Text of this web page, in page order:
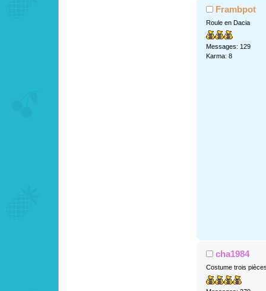
Frambpot
Roule en Dacia
Messages: 129
Karma: 8
cha1984
Costume trois